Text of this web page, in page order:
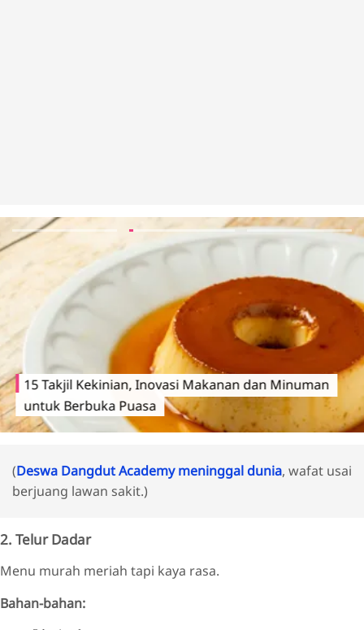
15 Takjil Kekinian, Inovasi Makanan dan Minuman
untuk Berbuka Puasa
(Deswa Dangdut Academy meninggal dunia, wafat usai
berjuang lawan sakit.)
2. Telur Dadar
Menu murah meriah tapi kaya rasa.
Bahan-bahan: